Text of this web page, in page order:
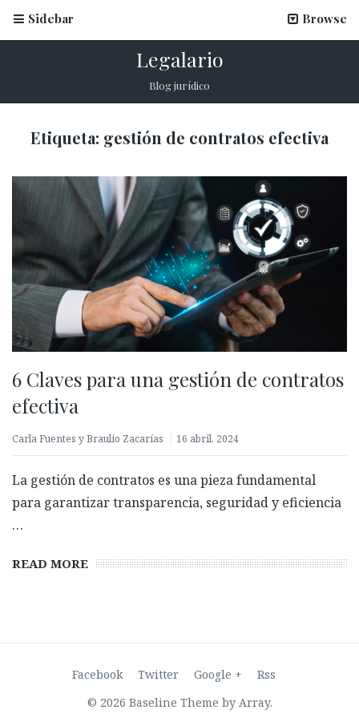
La firma electrónica en inscripciones escolares
12 marzo, 2026
clave para validar identidades?
Sidebar Browse
Legalario
Blog jurídico
Etiqueta: gestión de contratos efectiva
6 Claves para una gestión de contratos
efectiva
Carla Fuentes y Braulio Zacarías 16 abril, 2024
La gestión de contratos es una pieza fundamental
para garantizar transparencia, seguridad y eficiencia
…
READ MORE
Facebook Twitter Google +
Rss
© 2026 Baseline Theme by Array.